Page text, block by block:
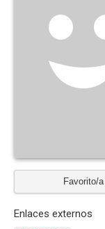
Favorito/a
Enlaces externos